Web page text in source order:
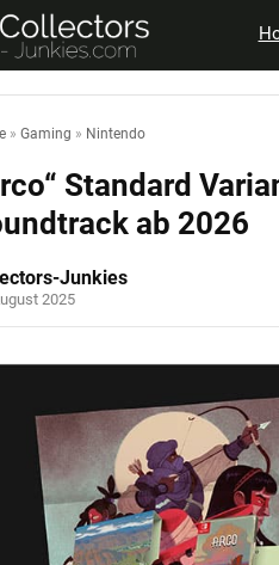
» Gaming » Nintendo
Standard
ab 2026
Junkies
2025